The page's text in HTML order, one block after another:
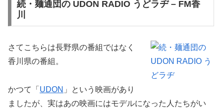
続・麺通団の UDON RADIO うどラヂ – FM香
川
さてこちらは長野県の番組ではなく
香川県の番組。
かつて「 UDON 」という映画があり
ましたが、実はあの映画にはモデルになった人たちがい